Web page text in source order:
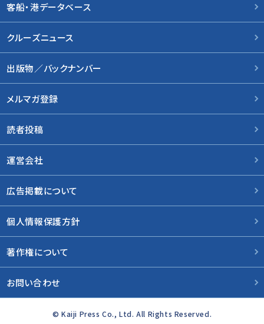
客船・港データベース
クルーズニュース
出版物／バックナンバー
メルマガ登録
読者投稿
運営会社
広告掲載について
個人情報保護方針
著作権について
お問い合わせ
© Kaiji Press Co., Ltd. All Rights Reserved.